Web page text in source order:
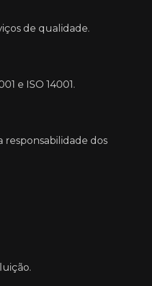
de qualidade.
e ISO 14001.
dos